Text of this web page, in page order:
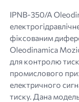
jpg
jpeg
png.
IPNB-350/A
фіксованим
Oleodinamica
для контролю
промислового
електричного
тиску. Дана